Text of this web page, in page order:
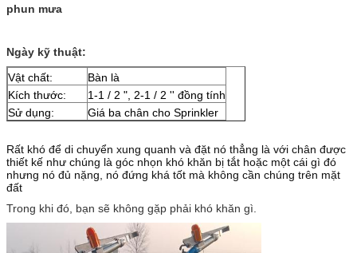
phun mưa
Ngày kỹ thuật:
Vật chất:
Bàn là
Kích thước:
1-1 / 2 ", 2-1 / 2 '' đồng tính
Sử dụng:
Giá ba chân cho Sprinkler
Rất khó để di chuyển xung quanh và đặt nó thẳng là với chân được
thiết kế như chúng là góc nhọn khó khăn bị tắt hoặc một cái gì đó
nhưng nó đủ nặng, nó đứng khá tốt mà không cần chúng trên mặt
đất
Trong khi đó, bạn sẽ không gặp phải khó khăn gì.